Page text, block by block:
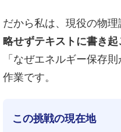
だから私は、現役の物理
略せずテキストに書き起
「なぜエネルギー保存
作業です。
この挑戦の現在地